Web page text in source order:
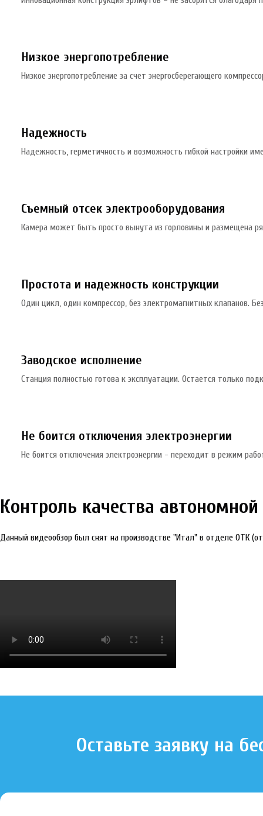
Низкое энергопотребление
Низкое энергопотребление за счет энергосберегающего
Надежность
Надежность, герметичность и возможность гибкой настройки
Съемный отсек электрооборудования
Камера может быть просто вынута из горловины и размещена
Простота и надежность конструкции
Один цикл, один компрессор, без электромагнитных клапанов.
Заводское исполнение
Станция полностью готова к эксплуатации. Остается только
Не боится отключения электроэнергии
Не боится отключения электроэнергии - переходит в режим
Контроль качества
Данный видеообзор был снят на производстве "Итал" в отделе ОТК
Оставьте заявку на